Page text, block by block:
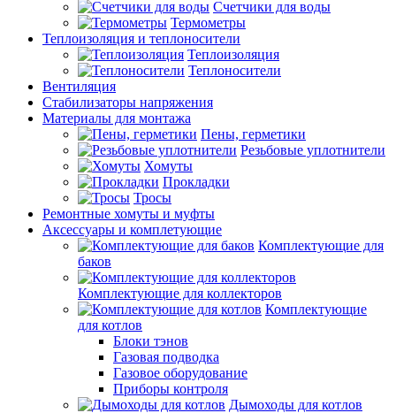
Счетчики для воды
Термометры
Теплоизоляция и теплоносители
Теплоизоляция
Теплоносители
Вентиляция
Стабилизаторы напряжения
Материалы для монтажа
Пены, герметики
Резьбовые уплотнители
Хомуты
Прокладки
Тросы
Ремонтные хомуты и муфты
Аксессуары и комплетующие
Комплектующие для
баков
Комплектующие для коллекторов
Комплектующие
для котлов
Блоки тэнов
Газовая подводка
Газовое оборудование
Приборы контроля
Дымоходы для котлов